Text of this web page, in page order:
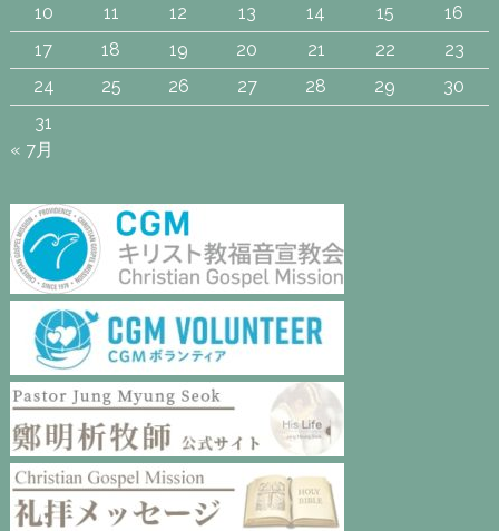
10
11 12 13 14 15
16
17
18 19 20 21 22
23
24
25 26 27 28 29
30
31
« 7月